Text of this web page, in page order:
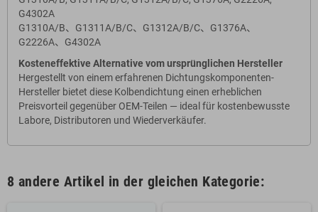
G4302A
G1310A/B、G1311A/B/C、G1312A/B/C、G1376A、
G2226A、G4302A
Kosteneffektive Alternative vom ursprünglichen Hersteller
Hergestellt von einem erfahrenen Dichtungskomponenten-
Hersteller bietet diese Kolbendichtung einen erheblichen
Preisvorteil gegenüber OEM-Teilen — ideal für kostenbewusste
Labore, Distributoren und Wiederverkäufer.
8 andere Artikel in der gleichen Kategorie: